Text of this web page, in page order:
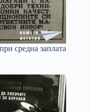
средна заплата